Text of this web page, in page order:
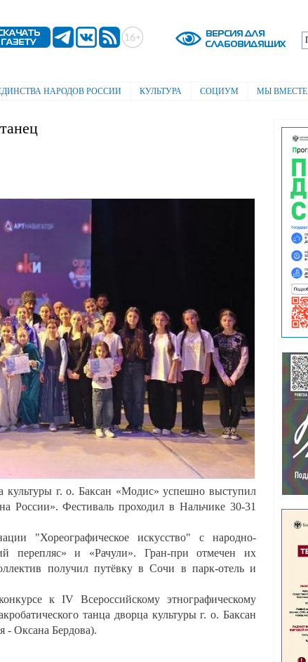
содержанию
НАРОДОВ РОССИИ КУЛЬТУРА СОЦИУМ МЫ ВМЕСТЕ
культуры г. о. Баксан «Модис» успешно выступил
России». Фестиваль проходил в Нальчике 30-31
"Хореографическое искусство" с народно-
перепляс» и «Рачули». Гран-при отмечен их
получил путёвку в Сочи в парк-отель и
к IV Всероссийскому этнографическому
танца дворца культуры г. о. Баксан
- Оксана Бердова).